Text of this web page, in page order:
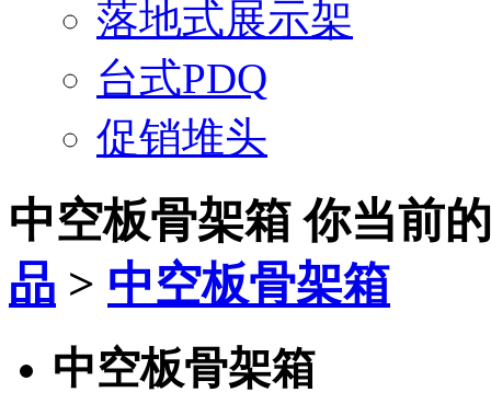
落地式展示架
台式PDQ
促销堆头
中空板骨架箱你当前
品 > 中空板骨架箱
中空板骨架箱